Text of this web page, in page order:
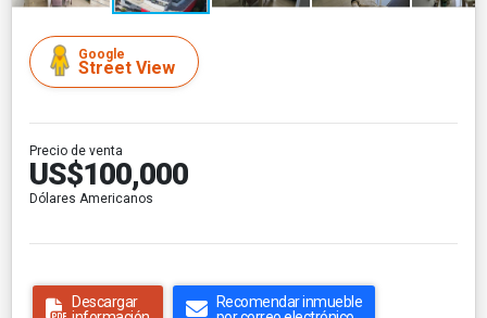
Google
Street View
Precio de venta
US$100,000
Dólares Americanos
Descargar
Recomendar inmueble